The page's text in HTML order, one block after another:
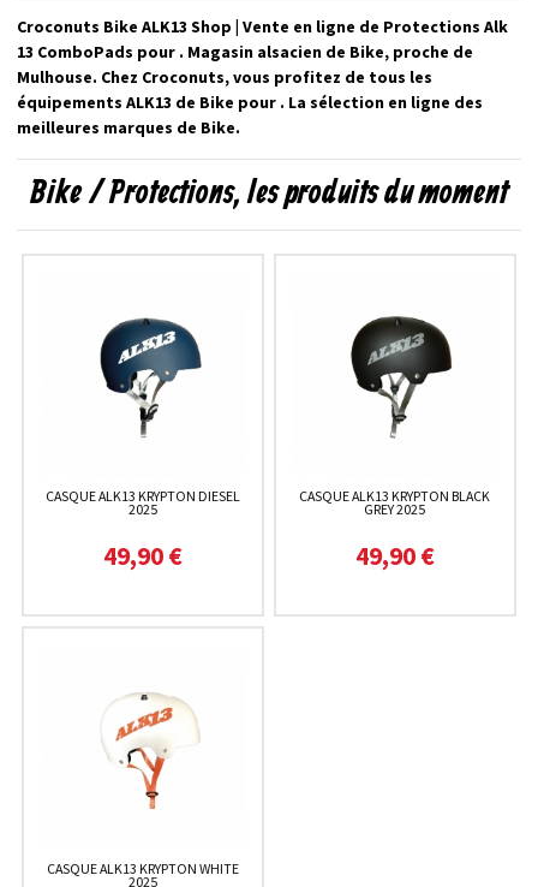
Croconuts Bike ALK13 Shop | Vente en ligne de Protections Alk
13 ComboPads pour . Magasin alsacien de Bike, proche de
Mulhouse. Chez Croconuts, vous profitez de tous les
équipements ALK13 de Bike pour . La sélection en ligne des
meilleures marques de Bike.
Bike / Protections, les produits du moment
CASQUE ALK13 KRYPTON DIESEL
2025
49,90 €
CASQUE ALK13 KRYPTON BLACK
GREY 2025
49,90 €
CASQUE ALK13 KRYPTON WHITE
2025